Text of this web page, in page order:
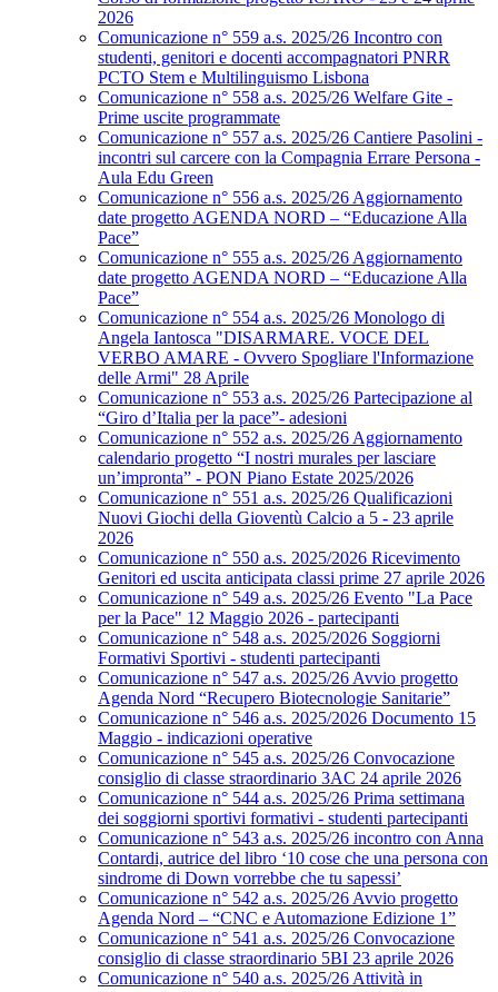
2026
Comunicazione n° 559 a.s. 2025/26 Incontro con
studenti, genitori e docenti accompagnatori PNRR
PCTO Stem e Multilinguismo Lisbona
Comunicazione n° 558 a.s. 2025/26 Welfare Gite -
Prime uscite programmate
Comunicazione n° 557 a.s. 2025/26 Cantiere Pasolini -
incontri sul carcere con la Compagnia Errare Persona -
Aula Edu Green
Comunicazione n° 556 a.s. 2025/26 Aggiornamento
date progetto AGENDA NORD – “Educazione Alla
Pace”
Comunicazione n° 555 a.s. 2025/26 Aggiornamento
date progetto AGENDA NORD – “Educazione Alla
Pace”
Comunicazione n° 554 a.s. 2025/26 Monologo di
Angela Iantosca "DISARMARE. VOCE DEL
VERBO AMARE - Ovvero Spogliare l'Informazione
delle Armi" 28 Aprile
Comunicazione n° 553 a.s. 2025/26 Partecipazione al
“Giro d’Italia per la pace”- adesioni
Comunicazione n° 552 a.s. 2025/26 Aggiornamento
calendario progetto “I nostri murales per lasciare
un’impronta” - PON Piano Estate 2025/2026
Comunicazione n° 551 a.s. 2025/26 Qualificazioni
Nuovi Giochi della Gioventù Calcio a 5 - 23 aprile
2026
Comunicazione n° 550 a.s. 2025/2026 Ricevimento
Genitori ed uscita anticipata classi prime 27 aprile 2026
Comunicazione n° 549 a.s. 2025/26 Evento "La Pace
per la Pace" 12 Maggio 2026 - partecipanti
Comunicazione n° 548 a.s. 2025/2026 Soggiorni
Formativi Sportivi - studenti partecipanti
Comunicazione n° 547 a.s. 2025/26 Avvio progetto
Agenda Nord “Recupero Biotecnologie Sanitarie”
Comunicazione n° 546 a.s. 2025/2026 Documento 15
Maggio - indicazioni operative
Comunicazione n° 545 a.s. 2025/26 Convocazione
consiglio di classe straordinario 3AC 24 aprile 2026
Comunicazione n° 544 a.s. 2025/26 Prima settimana
dei soggiorni sportivi formativi - studenti partecipanti
Comunicazione n° 543 a.s. 2025/26 incontro con Anna
Contardi, autrice del libro ‘10 cose che una persona con
sindrome di Down vorrebbe che tu sapessi’
Comunicazione n° 542 a.s. 2025/26 Avvio progetto
Agenda Nord – “CNC e Automazione Edizione 1”
Comunicazione n° 541 a.s. 2025/26 Convocazione
consiglio di classe straordinario 5BI 23 aprile 2026
Comunicazione n° 540 a.s. 2025/26 Attività in